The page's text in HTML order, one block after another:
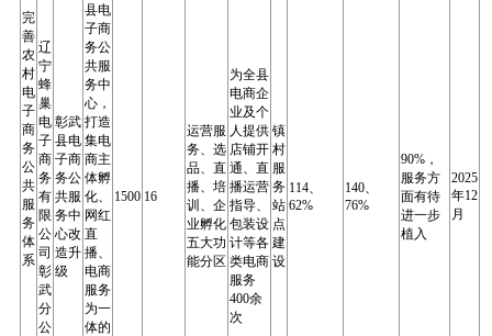
完
善
农
村
电
子
商
务
公
共
服
务
体
系
辽
宁
蜂
巢
电
子
商
务
有
限
公
司
彰
武
分
公
彰武
县电
子商
务公
共服
务中
心改
造升
级
县电
子商
务公
共服
务中
心，
打造
集电
商主
体孵
化、
网红
直
播、
电商
服务
为一
体的
1500 16
运营服
务、选
品、直
播、培
训、企
业孵化
五大功
能分区
为全县
电商企
业及个
人提供
店铺开
通、直
播运营
指导、
包装设
计等各
类电商
服务
400余
次
镇
村
服
务
站
点
建
设
114、
62%
140、
76%
90%，
服务方
面有待
进一步
植入
2025
年12
月